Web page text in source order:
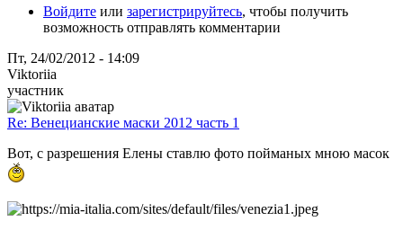
Войдите или зарегистрируйтесь, чтобы получить
возможность отправлять комментарии
Пт, 24/02/2012 - 14:09
Viktoriia
участник
Re: Венецианские маски 2012 часть 1
Вот, с разрешения Елены ставлю фото пойманых мною масок